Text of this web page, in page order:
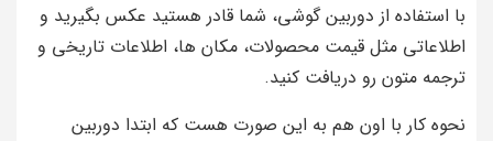
با استفاده از دوربین گوشی، شما قادر هستید عکس‌ بگیرید و
اطلاعاتی مثل قیمت محصولات، مکان‌ ها، اطلاعات تاریخی و
ترجمه متون رو دریافت کنید.
نحوه کار با اون هم به این صورت هست که ابتدا دوربین